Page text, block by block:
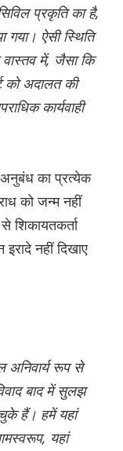
प्रकृति का है,
गया। ऐसी स्थिति
में, जैसा कि
को अदालत की
कार्यवाही
अनुबंध का प्रत्येक
को जन्म नहीं
शिकायतकर्ता
इरादे नहीं दिखाए
अनिवार्य रूप से
बाद में सुलझ
हैं। हमें यहां
यहां